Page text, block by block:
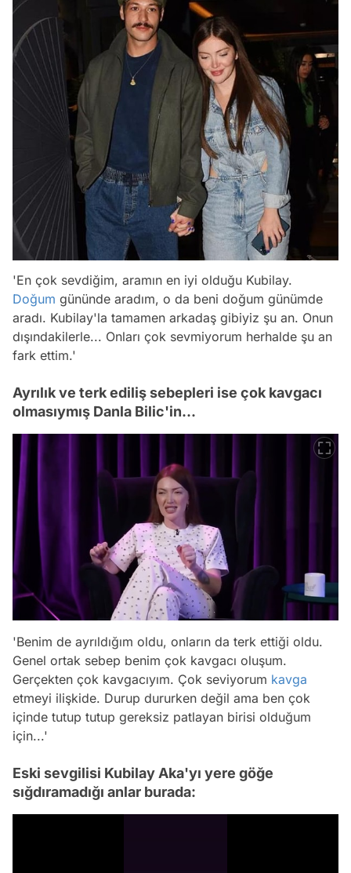
'En çok sevdiğim, aramın en iyi olduğu Kubilay.
Doğum gününde aradım, o da beni doğum günümde
aradı. Kubilay'la tamamen arkadaş gibiyiz şu an. Onun
dışındakilerle... Onları çok sevmiyorum herhalde şu an
fark ettim.'
Ayrılık ve terk ediliş sebepleri ise çok kavgacı
olmasıymış Danla Bilic'in...
'Benim de ayrıldığım oldu, onların da terk ettiği oldu.
Genel ortak sebep benim çok kavgacı oluşum.
Gerçekten çok kavgacıyım. Çok seviyorum kavga
etmeyi ilişkide. Durup dururken değil ama ben çok
içinde tutup tutup gereksiz patlayan birisi olduğum
için...'
Eski sevgilisi Kubilay Aka'yı yere göğe
sığdıramadığı anlar burada: